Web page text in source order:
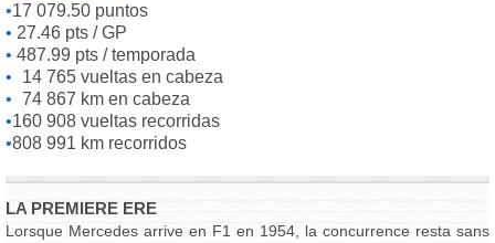
17 079.50 puntos
27.46 pts / GP
487.99 pts / temporada
14 765 vueltas en cabeza
74 867 km en cabeza
160 908 vueltas recorridas
808 991 km recorridos
LA PREMIERE ERE
Lorsque Mercedes arrive en F1 en 1954, la concurrence resta sans